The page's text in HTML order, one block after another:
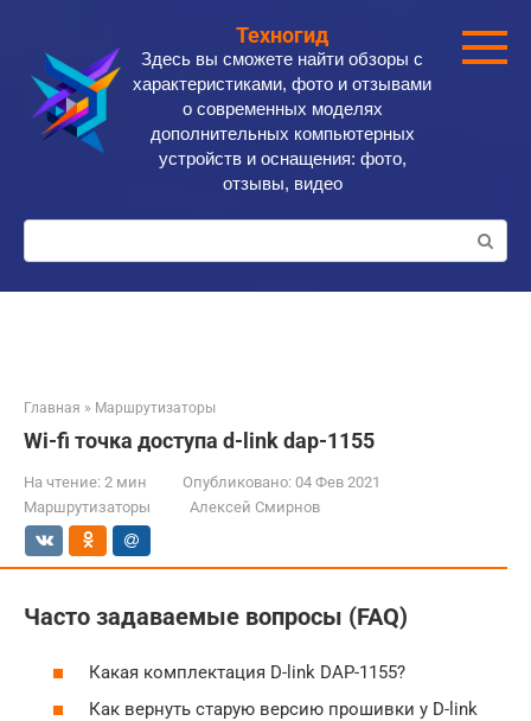
контенту
Техногид
Здесь вы сможете найти обзоры с
характеристиками, фото и отзывами
о современных моделях
дополнительных компьютерных
устройств и оснащения: фото,
отзывы, видео
Поиск:
Главная » Маршрутизаторы
Wi-fi точка доступа d-link dap-1155
На чтение: 2 мин Опубликовано: 04 Фев 2021
Маршрутизаторы
Алексей Смирнов
Часто задаваемые вопросы (FAQ)
Какая комплектация D-link DAP-1155?
Как вернуть старую версию прошивки у D-link